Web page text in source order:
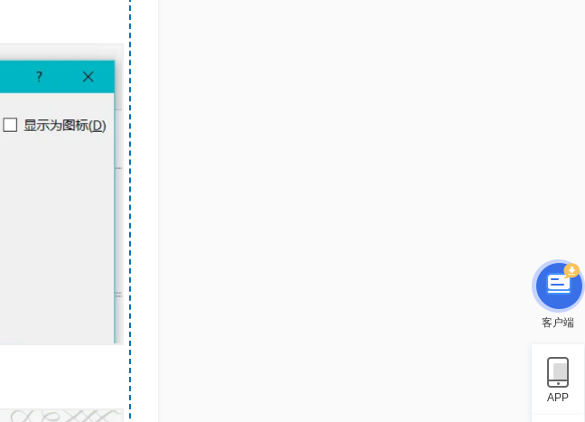
客户端
APP